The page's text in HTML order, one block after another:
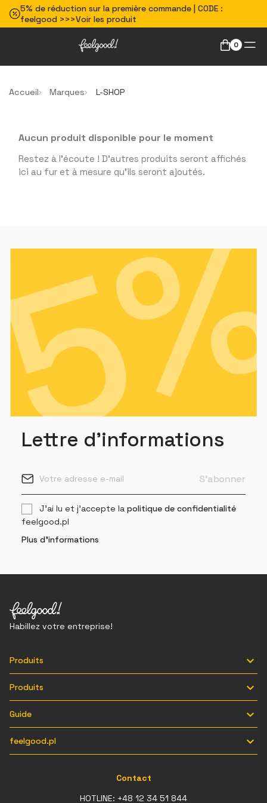
5% de réduction sur la première commande | CODE :
feelgood >>>Voir les produit
0
Accueil Marques L-SHOP
Aucun produit disponible pour le moment
Restez à l'écoute ! D'autres produits seront affichés
ici au fur et à mesure qu'ils seront ajoutés.
Lettre d'informations
J'ai lu et j'accepte la politique de confidentialité
feelgood.pl
Plus d'informations
Habillez votre entreprise!
Produits 
Produits 
Guide 
feelgood.pl 
Contact
HOTLINE: +48 12 34 51 844